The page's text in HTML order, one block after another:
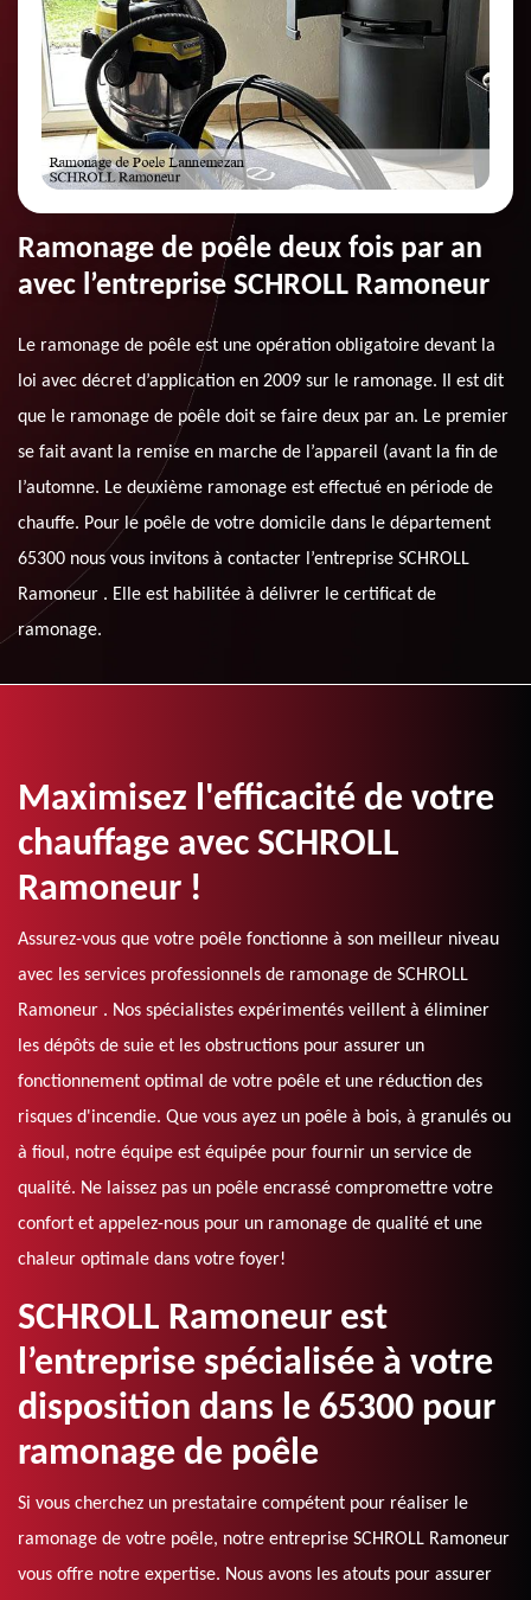
Ramonage de poêle deux fois par an
avec l’entreprise SCHROLL Ramoneur
Le ramonage de poêle est une opération obligatoire devant la
loi avec décret d’application en 2009 sur le ramonage. Il est dit
que le ramonage de poêle doit se faire deux par an. Le premier
se fait avant la remise en marche de l’appareil (avant la fin de
l’automne. Le deuxième ramonage est effectué en période de
chauffe. Pour le poêle de votre domicile dans le département
65300 nous vous invitons à contacter l’entreprise SCHROLL
Ramoneur . Elle est habilitée à délivrer le certificat de
ramonage.
Maximisez l'efficacité de votre
chauffage avec SCHROLL
Ramoneur !
Assurez-vous que votre poêle fonctionne à son meilleur niveau
avec les services professionnels de ramonage de SCHROLL
Ramoneur . Nos spécialistes expérimentés veillent à éliminer
les dépôts de suie et les obstructions pour assurer un
fonctionnement optimal de votre poêle et une réduction des
risques d'incendie. Que vous ayez un poêle à bois, à granulés ou
à fioul, notre équipe est équipée pour fournir un service de
qualité. Ne laissez pas un poêle encrassé compromettre votre
confort et appelez-nous pour un ramonage de qualité et une
chaleur optimale dans votre foyer!
SCHROLL Ramoneur est
l’entreprise spécialisée à votre
disposition dans le 65300 pour
ramonage de poêle
Si vous cherchez un prestataire compétent pour réaliser le
ramonage de votre poêle, notre entreprise SCHROLL Ramoneur
vous offre notre expertise. Nous avons les atouts pour assurer